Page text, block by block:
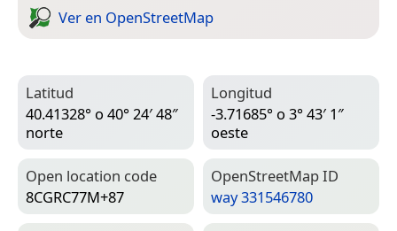
Ver en Open­Street­Map
Latitud
40.41328° o 40° 24′ 48″
norte
Longitud
-3.71685° o 3° 43′ 1″
oeste
Open location code
8CGRC77M+87
Open­Street­Map ID
way 331546780